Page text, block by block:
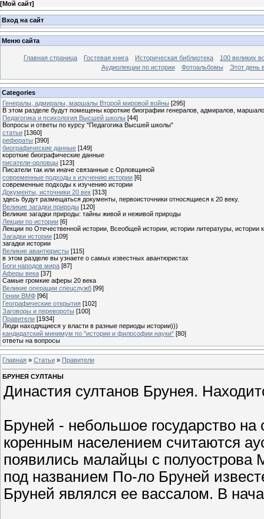
[Мой сайт]
Вход на сайт
Меню сайта
Главная страница Гостевая книга Историческая библиотека
100 великих
Аудиолекции по истории
Фотоальбомы Этот день
Categories
Генералы, адмиралы, маршалы Второй мировой войны [295]
В этом разделе будут помещены короткие биографии генералов, адмиралов,
Педагогика и психология Высшей школы [44]
Вопросы и ответы по курсу "Педагогика Высшей школы"
статьи [1360]
рефераты [390]
биографические данные [149]
короткие биографические данные
писатели-орловцы [123]
Писатели так или иначе связанные с Орловщиной
современные подходы к изучению истории [6]
современные подходы к изучению истории
Документы, источники 20 век [313]
здесь будут размещаться документы, первоисточники относящиеся к 20 веку.
Великие загадки природы [120]
Великие загадки природы: тайны живой и неживой природы
Лекции по истории [6]
Лекции по Отечественной истории, Всеобщей истории, истории литературы, истории
Загадки истории [109]
загадки истории
Великие авантюристы [115]
в этом разделе вы узнаете о самых известных авантюристах
Боги народов мира [87]
Аферы века [37]
Самые громкие аферы 20 века
Великие операции спецслужб [99]
Гении ВМФ [96]
Географические открытия [102]
Заговоры и перевороты [100]
Правители [1934]
Люди находящиеся у власти в разные периоды истории)))
кандидатский минимум по "истории и философии науки" [80]
ответы на вопросы
Главная » Статьи » Правители
БРУНЕЯ СУЛТАНЫ
Династия султанов Брунея.
Бруней - небольшое государство
коренным населением считаются
появились малайцы с полуострова
под названием По-ло Бруней
Бруней являлся ее вассалом. В